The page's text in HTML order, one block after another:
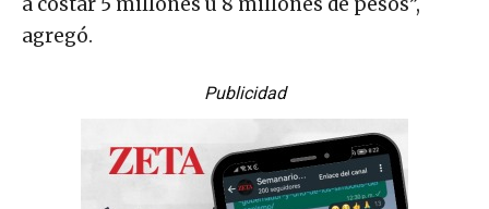
agregó.
Publicidad